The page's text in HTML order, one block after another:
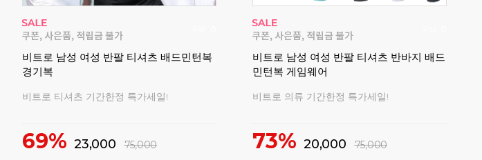
비트로 남성 여성 반팔 티셔츠 배드민턴복
경기복
비트로 티셔츠 기간한정 특가세일!
69% 23,000 75,000
비트로 남성 여성 반팔 티셔츠 반바지 배드
민턴복 게임웨어
비트로 의류 기간한정 특가세일!
73% 20,000 75,000